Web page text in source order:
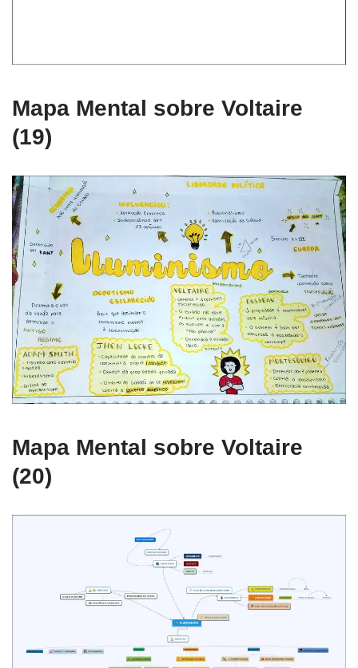
Mapa Mental sobre Voltaire
(19)
Mapa Mental sobre Voltaire
(20)